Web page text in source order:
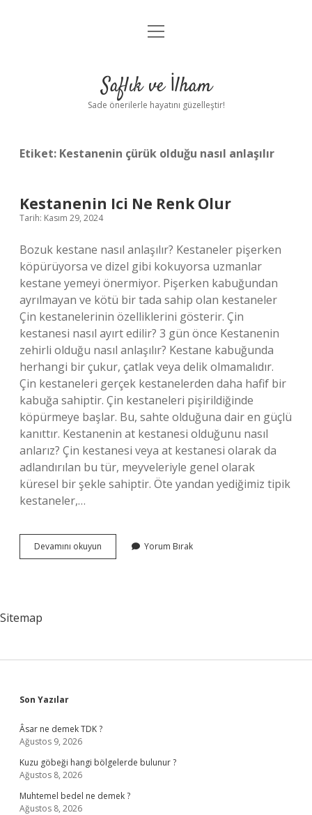
Anasayfa
Yasal Uyarı
menüyü
Saflık ve İlham
Sade önerilerle hayatını güzelleştir!
Etiket: Kestanenin çürük olduğu nasıl anlaşılır
Kestanenin Ici Ne Renk Olur
Tarih: Kasım 29, 2024
Bozuk kestane nasıl anlaşılır? Kestaneler pişerken
köpürüyorsa ve dizel gibi kokuyorsa uzmanlar
kestane yemeyi önermiyor. Pişerken kabuğundan
ayrılmayan ve kötü bir tada sahip olan kestaneler
Çin kestanelerinin özelliklerini gösterir. Çin
kestanesi nasıl ayırt edilir? 3 gün önce Kestanenin
zehirli olduğu nasıl anlaşılır? Kestane kabuğunda
herhangi bir çukur, çatlak veya delik olmamalıdır.
Çin kestaneleri gerçek kestanelerden daha hafif bir
kabuğa sahiptir. Çin kestaneleri pişirildiğinde
köpürmeye başlar. Bu, sahte olduğuna dair en güçlü
kanıttır. Kestanenin at kestanesi olduğunu nasıl
anlarız? Çin kestanesi veya at kestanesi olarak da
adlandırılan bu tür, meyveleriyle genel olarak
küresel bir şekle sahiptir. Öte yandan yediğimiz tipik
kestaneler,…
Devamını okuyun Kestanenin
Ici
Yorum Bırak
Sitemap
Sidebar
Son Yazılar
Âsar ne demek TDK ?
Ağustos 9, 2026
Kuzu göbeği hangi bölgelerde bulunur ?
Ağustos 8, 2026
Muhtemel bedel ne demek ?
Ağustos 8, 2026